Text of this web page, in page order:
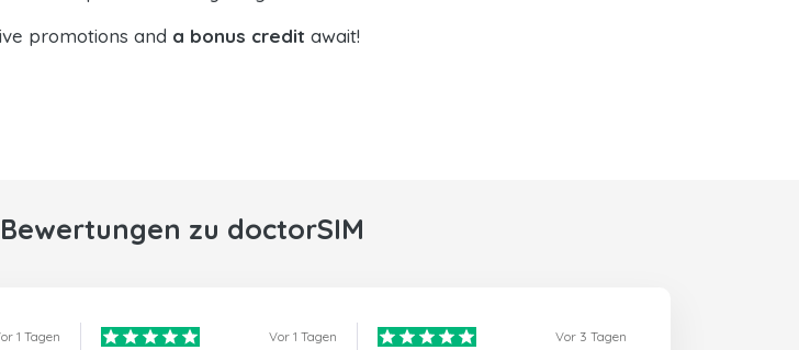
promotions and a bonus credit await!
zu doctorSIM
1 Tagen Vor 1 Tagen Vor 3 Tagen